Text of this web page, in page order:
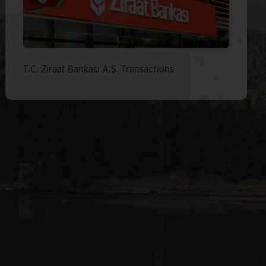
T.C. Ziraat Bankası A.Ş. Transactions